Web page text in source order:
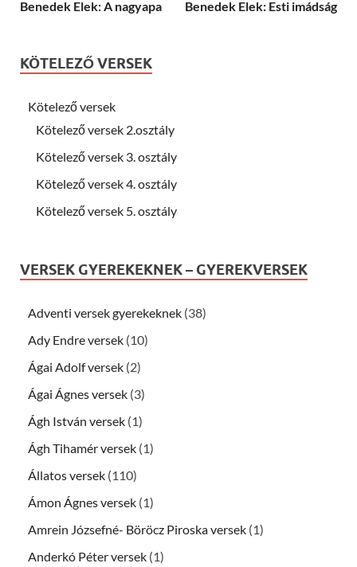
Benedek Elek: A nagyapa Benedek Elek: Esti imádság
KÖTELEZŐ VERSEK
Kötelező versek
Kötelező versek 2.osztály
Kötelező versek 3. osztály
Kötelező versek 4. osztály
Kötelező versek 5. osztály
VERSEK GYEREKEKNEK – GYEREKVERSEK
Adventi versek gyerekeknek (38)
Ady Endre versek (10)
Ágai Adolf versek (2)
Ágai Ágnes versek (3)
Ágh István versek (1)
Ágh Tihamér versek (1)
Állatos versek (110)
Ámon Ágnes versek (1)
Amrein Józsefné- Böröcz Piroska versek (1)
Anderkó Péter versek (1)